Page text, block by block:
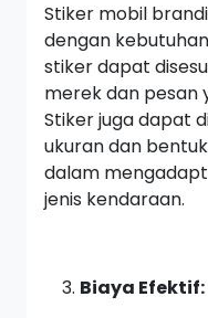
Stiker mobil
dengan
stiker dapat
merek dan pesan
Stiker juga dapat
ukuran dan
dalam
jenis kendaraan.
Biaya Efektif: